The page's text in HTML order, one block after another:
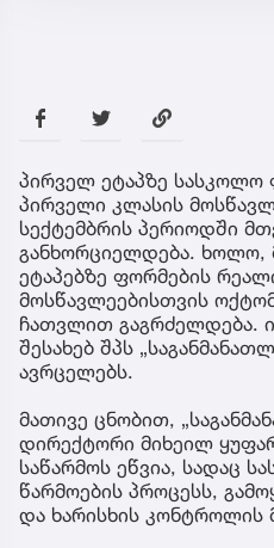
პირველ ეტაპზე სასკოლო
პირველი კლასის
სექტემბრის პერიოდში
განხორციელდება. ხოლო,
ეტაპებზე ფორმების
მოსწავლეებისთვის
ჩათვლით გაგრძელდება.
შესახებ შპს
ავრცელებს.
მათივე ცნობით,
დირექტორი მიხეილ
საწარმოს ეწვია, სადაც
წარმოების პროცესს,
და ხარისხის კონტროლის